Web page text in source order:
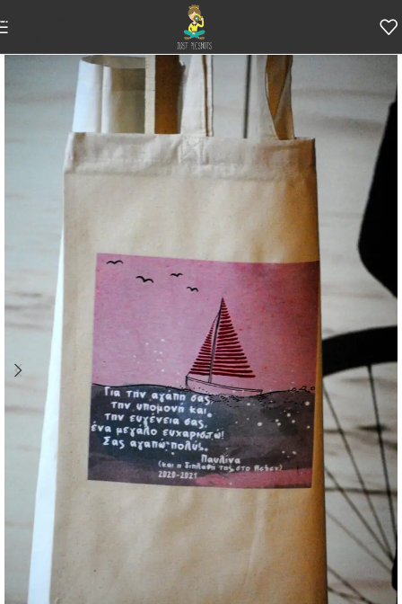
Skip to navigation
Skip to main content